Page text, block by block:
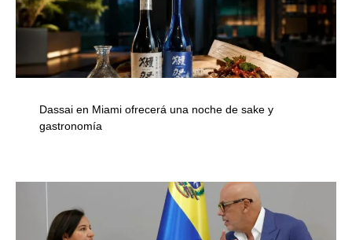
Dassai en Miami ofrecerá una noche de sake y
gastronomía